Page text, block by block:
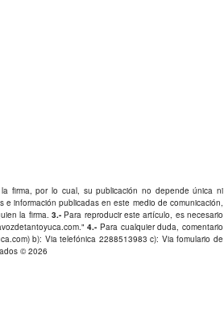
firma, por lo cual, su publicación no depende única ni
e información publicadas en este medio de comunicación,
la firma. 3.- Para reproducir este artículo, es necesario
." 4.-
Para cualquier duda, comentario
) b): Via telefónica 2288513983 c): Via fomulario de
© 2026